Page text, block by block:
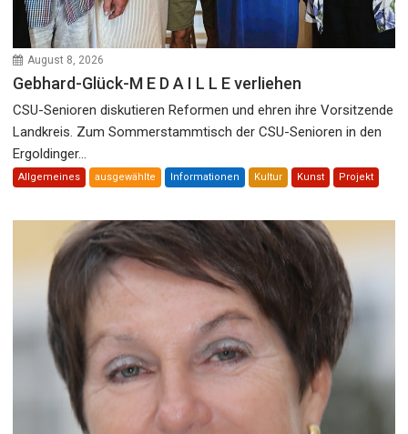
August 8, 2026
Gebhard-Glück-M E D A I L L E verliehen
CSU-Senioren diskutieren Reformen und ehren ihre Vorsitzende
Landkreis. Zum Sommerstammtisch der CSU-Senioren in den
Ergoldinger...
Allgemeines ausgewählte Informationen Kultur Kunst Projekt